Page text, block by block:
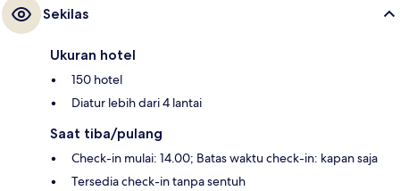
Sekilas
Ukuran hotel
150 hotel
Diatur lebih dari 4 lantai
Saat tiba/pulang
Check-in mulai: 14.00; Batas waktu check-in: kapan saja
Tersedia check-in tanpa sentuh